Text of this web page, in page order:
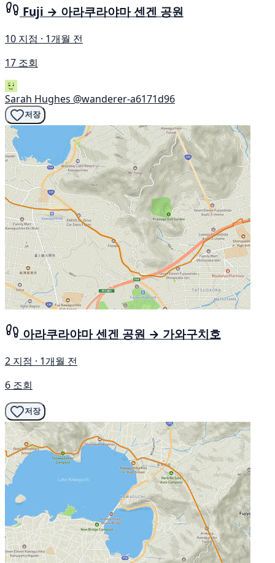
Fuji → 아라쿠라야마 센겐 공원
10 지점 · 1개월 전
17 조회
Sarah Hughes @wanderer-a6171d96
저장
아라쿠라야마 센겐 공원 → 가와구치호
2 지점 · 1개월 전
6 조회
저장